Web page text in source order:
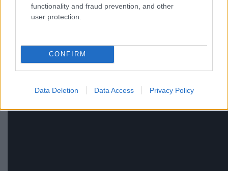
functionality and fraud prevention, and other
user protection.
CONFIRM
Data Deletion Data Access Privacy Policy